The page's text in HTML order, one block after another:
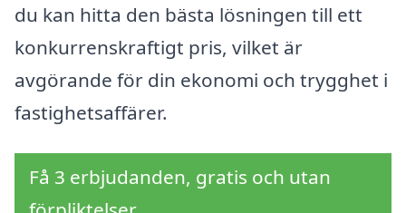
du kan hitta den bästa lösningen till ett
konkurrenskraftigt pris, vilket är
avgörande för din ekonomi och trygghet i
fastighetsaffärer.
Få 3 erbjudanden, gratis och utan